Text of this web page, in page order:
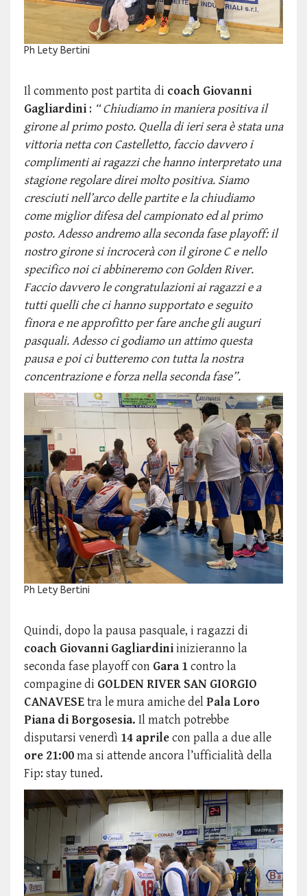
Ph Lety Bertini
Il commento post partita di coach Giovanni
Gagliardini : “ Chiudiamo in maniera positiva il
girone al primo posto. Quella di ieri sera è stata una
vittoria netta con Castelletto, faccio davvero i
complimenti ai ragazzi che hanno interpretato una
stagione regolare direi molto positiva. Siamo
cresciuti nell’arco delle partite e la chiudiamo
come miglior difesa del campionato ed al primo
posto. Adesso andremo alla seconda fase playoff: il
nostro girone si incrocerà con il girone C e nello
specifico noi ci abbineremo con Golden River.
Faccio davvero le congratulazioni ai ragazzi e a
tutti quelli che ci hanno supportato e seguito
finora e ne approfitto per fare anche gli auguri
pasquali. Adesso ci godiamo un attimo questa
pausa e poi ci butteremo con tutta la nostra
concentrazione e forza nella seconda fase”.
Ph Lety Bertini
Quindi, dopo la pausa pasquale, i ragazzi di
coach Giovanni Gagliardiniinizieranno la
seconda fase playoff con Gara 1contro la
compagine di GOLDEN RIVER SAN GIORGIO
CANAVESEtra le mura amiche delPala Loro
Piana di Borgosesia. Il match potrebbe
disputarsi venerdì 14 aprilecon palla a due alle
ore 21:00ma si attende ancora l’ufficialità della
Fip: stay tuned.